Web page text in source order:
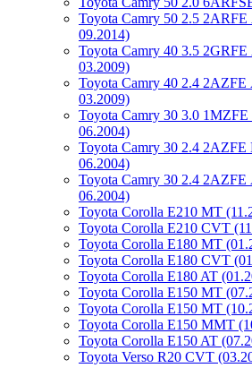
Toyota Camry 50 2.5
09.2014)
Toyota Camry 40 3.5
03.2009)
Toyota Camry 40 2.4
03.2009)
Toyota Camry 30 3.0
06.2004)
Toyota Camry 30 2.4
06.2004)
Toyota Camry 30 2.4
06.2004)
Toyota Corolla E210 MT
Toyota Corolla E210 CVT
Toyota Corolla E180 MT
Toyota Corolla E180 CVT
Toyota Corolla E180 AT
Toyota Corolla E150 MT
Toyota Corolla E150 MT
Toyota Corolla E150 MMT
Toyota Corolla E150 AT
Toyota Verso R20 CVT